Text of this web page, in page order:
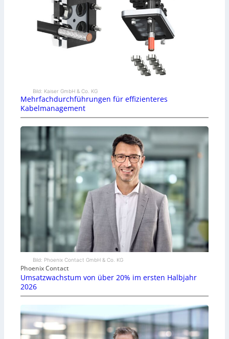
Bild: Kaiser GmbH & Co. KG
Mehrfachdurchführungen für effizienteres
Kabelmanagement
Bild: Phoenix Contact GmbH & Co. KG
Phoenix Contact
Umsatzwachstum von über 20% im ersten Halbjahr
2026